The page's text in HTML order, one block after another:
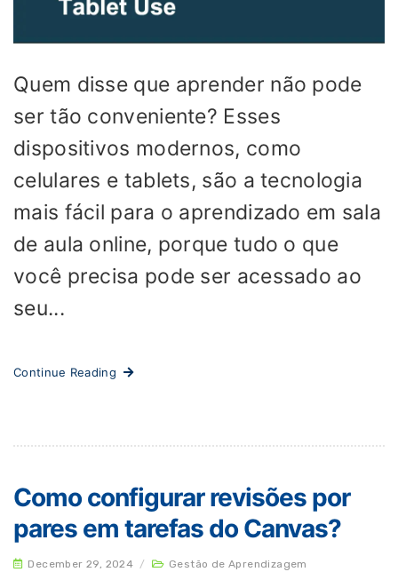
Quem disse que aprender não pode
ser tão conveniente? Esses
dispositivos modernos, como
celulares e tablets, são a tecnologia
mais fácil para o aprendizado em sala
de aula online, porque tudo o que
você precisa pode ser acessado ao
seu...
Continue Reading
Como configurar revisões por
pares em tarefas do Canvas?
December 29, 2024 / Gestão de Aprendizagem